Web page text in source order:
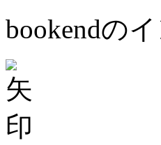
bookendの